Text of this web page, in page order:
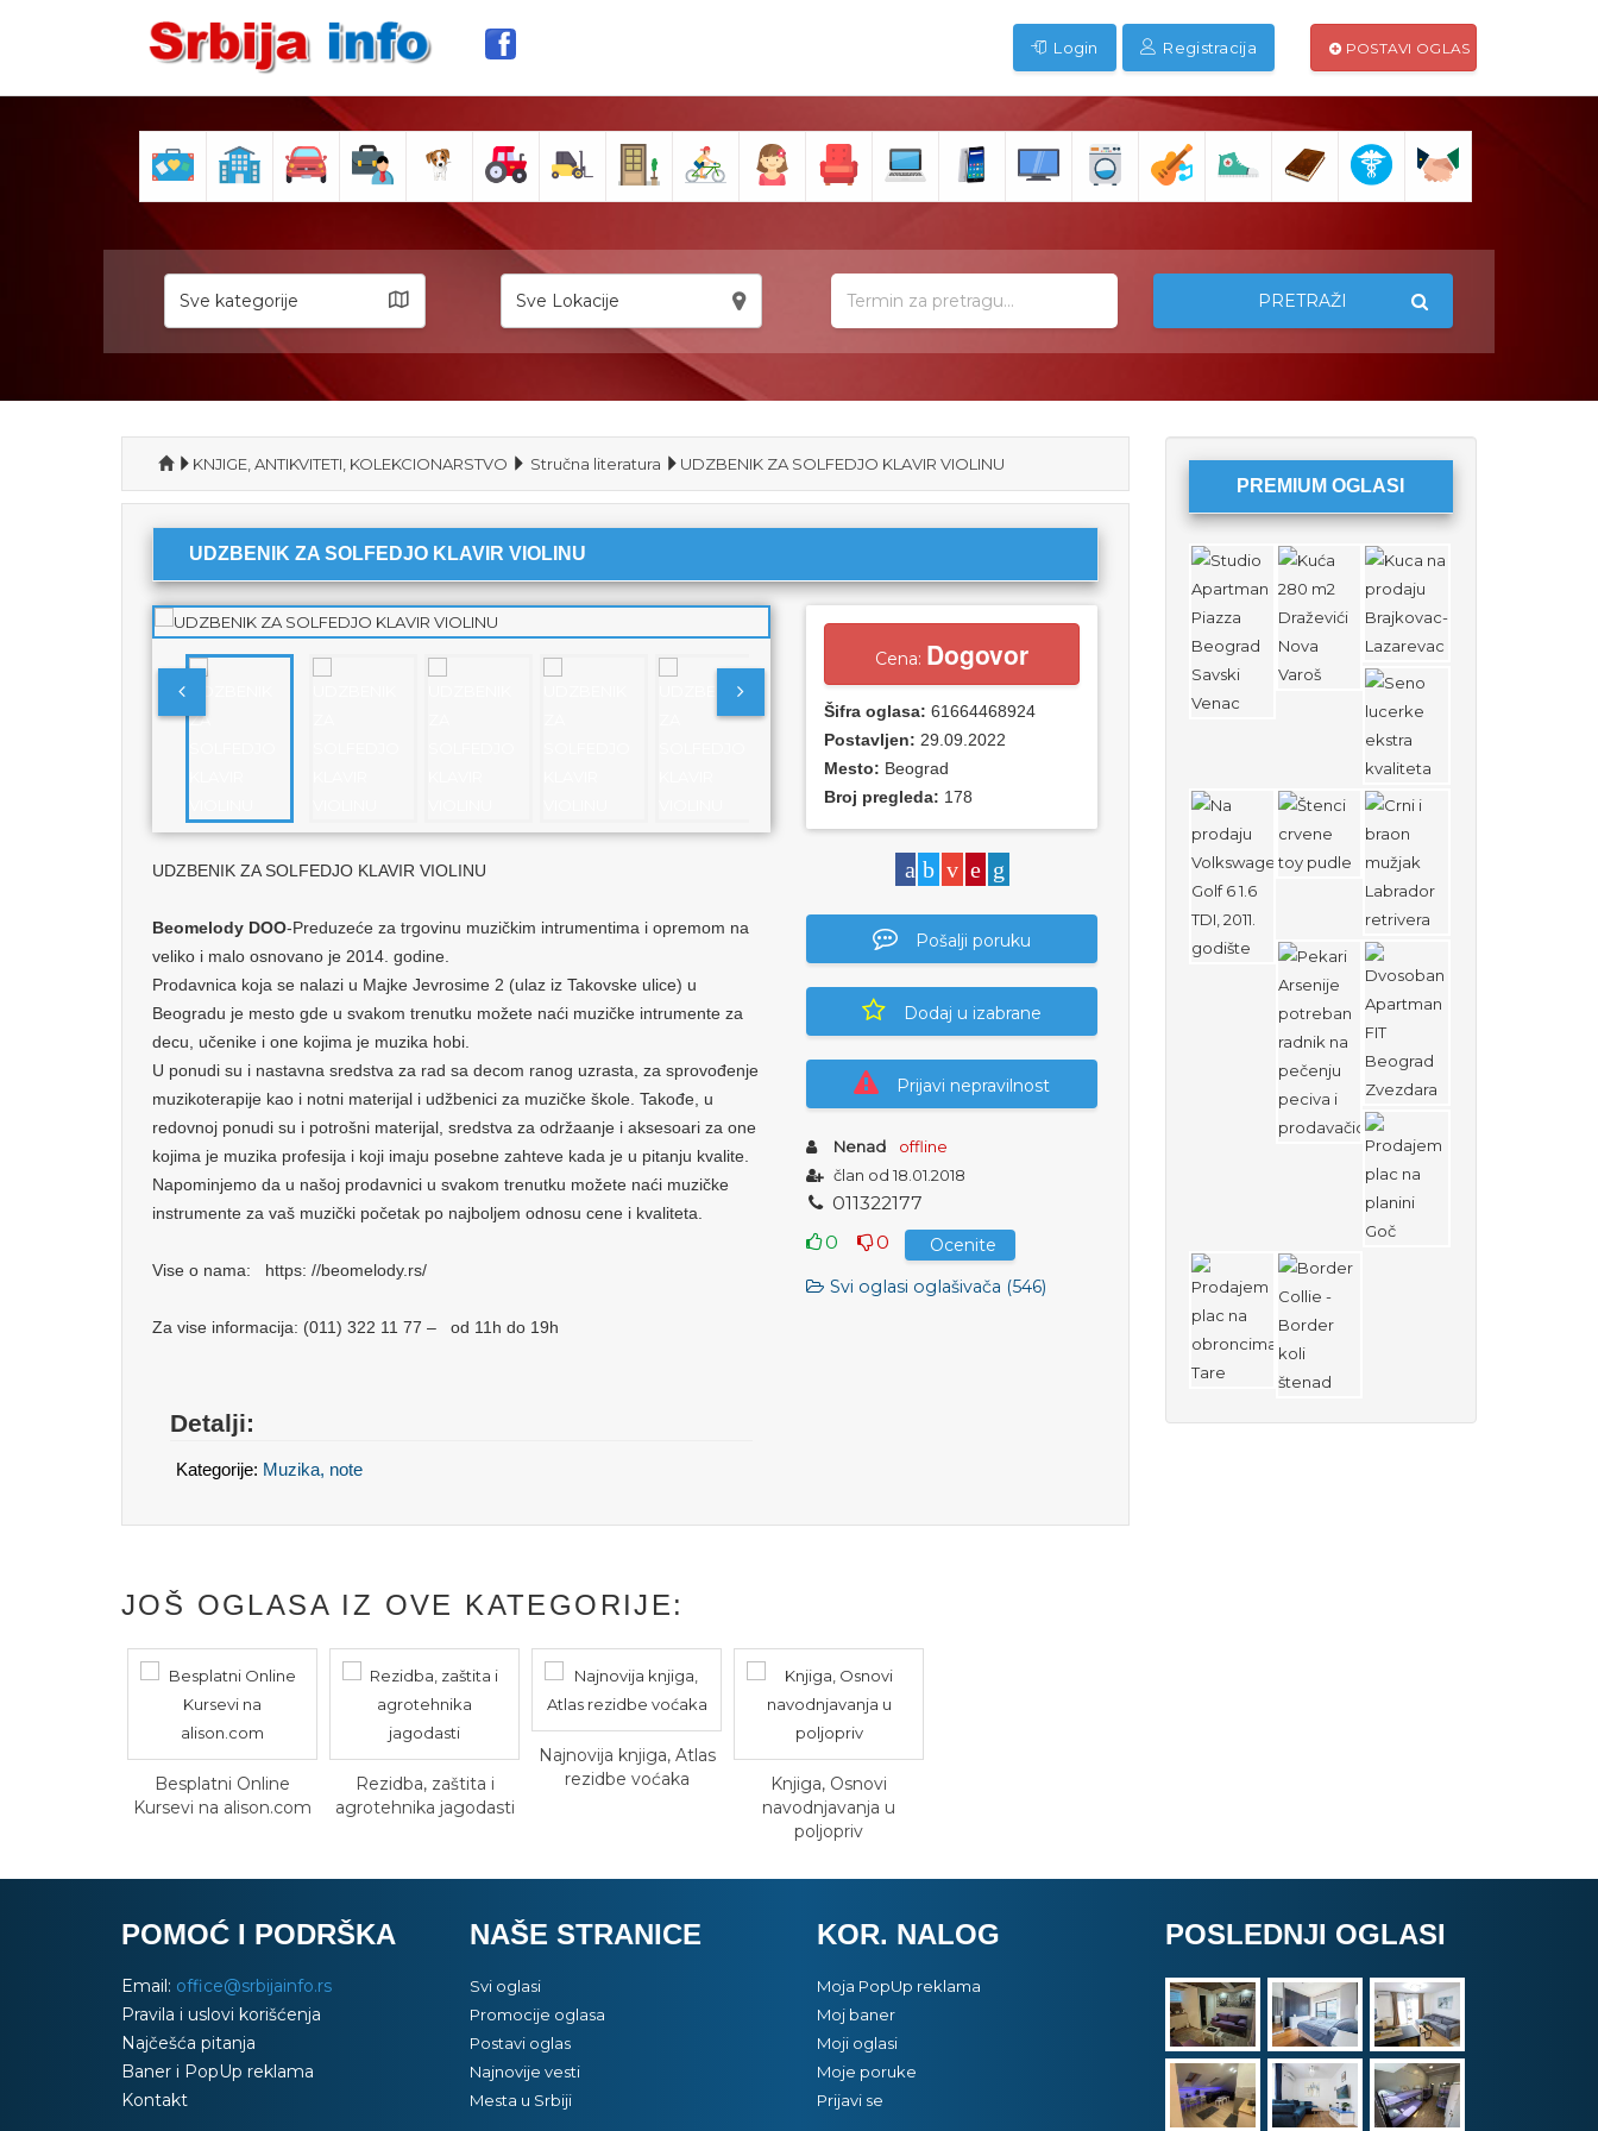
Login Registracija POSTAVI OGLAS
Sve kategorije Sve Lokacije PRETRAŽI
KNJIGE, ANTIKVITETI, KOLEKCIONARSTVO Stručna literatura UDZBENIK ZA SOLFEDJO KLAVIR VIOLINU
UDZBENIK ZA SOLFEDJO KLAVIR VIOLINU
UDZBENIK ZA SOLFEDJO KLAVIR VIOLINU
Beomelody DOO-Preduzeće za trgovinu muzičkim intrumentima i opremom na
veliko i malo osnovano je 2014. godine.
Prodavnica koja se nalazi u Majke Jevrosime 2 (ulaz iz Takovske ulice) u
Beogradu je mesto gde u svakom trenutku možete naći muzičke intrumente za
decu, učenike i one kojima je muzika hobi.
U ponudi su i nastavna sredstva za rad sa decom ranog uzrasta, za sprovođenje
muzikoterapije kao i notni materijal i udžbenici za muzičke škole. Takođe, u
redovnoj ponudi su i potrošni materijal, sredstva za održaanje i aksesoari za one
kojima je muzika profesija i koji imaju posebne zahteve kada je u pitanju kvalite.
Napominjemo da u našoj prodavnici u svakom trenutku možete naći muzičke
instrumente za vaš muzički početak po najboljem odnosu cene i kvaliteta.
Vise o nama: https: //beomelody.rs/
Za vise informacija: (011) 322 11 77 – od 11h do 19h
Detalji:
Kategorije: Muzika, note
Cena: Dogovor
Šifra oglasa:61664468924
Postavljen: 29.09.2022
Mesto: Beograd
Broj pregleda: 178
Pošalji poruku
Dodaj u izabrane
Prijavi nepravilnost
Nenad
offline
član od 18.01.2018
011322177
0
0
Ocenite
Svi oglasi oglašivača (546)
JOŠ OGLASA IZ OVE KATEGORIJE:
Besplatni Online
Kursevi na alison.com
Rezidba, zaštita i
agrotehnika jagodasti
Najnovija knjiga, Atlas
rezidbe voćaka
Knjiga, Osnovi
navodnjavanja u
poljopriv
PREMIUM OGLASI
POMOĆ I PODRŠKA
Email: office@srbijainfo.rs
Pravila i uslovi korišćenja
Najčešća pitanja
Baner i PopUp reklama
Kontakt
NAŠE STRANICE
Svi oglasi
Promocije oglasa
Postavi oglas
Najnovije vesti
Mesta u Srbiji
KOR. NALOG
Moja PopUp reklama
Moj baner
Moji oglasi
Moje poruke
Prijavi se
POSLEDNJI OGLASI